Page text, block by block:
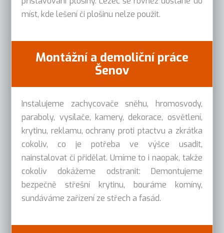
míst, kde lešení či plošinu nelze použit.
Montážní a demoliční práce
Šenov
Instalujeme zachycovače sněhu, hromosvody,
paraboly, vysílače, kamery, dekorace, osvětlení,
krytinu, reklamu, ochrany proti ptactvu a zkrátka
cokoliv, co je potřeba ve výšce usadit,
nainstalovat či přidělat. Umíme to i naopak, takže
cokoliv dokážeme odstranit: Demontujeme
bezpečně střešní krytinu, bouráme komíny,
sundáváme zařízení ze střech a fasád.